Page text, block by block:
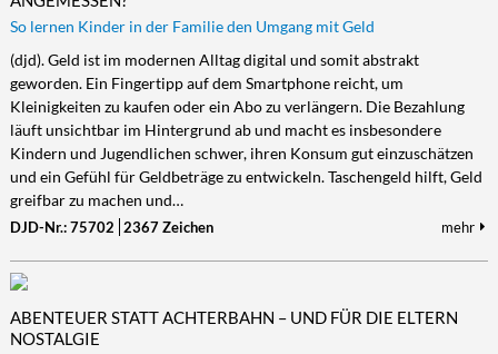
So lernen Kinder in der Familie den Umgang mit Geld
(djd). Geld ist im modernen Alltag digital und somit abstrakt
geworden. Ein Fingertipp auf dem Smartphone reicht, um
Kleinigkeiten zu kaufen oder ein Abo zu verlängern. Die Bezahlung
läuft unsichtbar im Hintergrund ab und macht es insbesondere
Kindern und Jugendlichen schwer, ihren Konsum gut einzuschätzen
und ein Gefühl für Geldbeträge zu entwickeln. Taschengeld hilft, Geld
greifbar zu machen und…
DJD-Nr.: 75702 2367 Zeichen mehr
ABENTEUER STATT ACHTERBAHN – UND FÜR DIE ELTERN
NOSTALGIE